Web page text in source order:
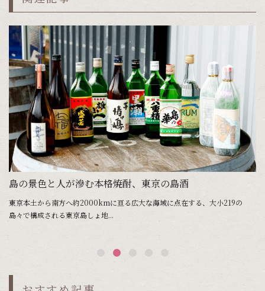
島の景色と人が滲む本格焼酎、東京の島酒
東京本土から南方へ約2000kmに亘る広大な海域に点在する、大小219の
島々で構成される東京島しょ地...